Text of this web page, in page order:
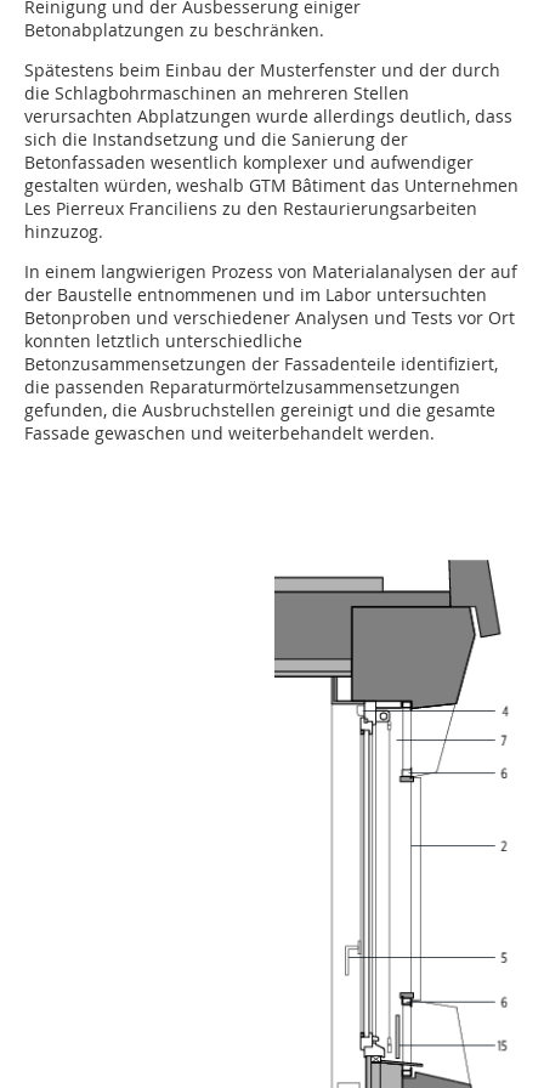
Reinigung und der Ausbesserung einiger
Betonabplatzungen zu beschränken.
Spätestens beim Einbau der Musterfenster und der durch
die Schlagbohrmaschinen an mehreren Stellen
verursachten Abplatzungen wurde allerdings deutlich, dass
sich die Instandsetzung und die Sanierung der
Betonfassaden wesentlich komplexer und aufwendiger
gestalten würden, weshalb GTM Bâtiment das Unternehmen
Les Pierreux Franciliens zu den Restaurierungsarbeiten
hinzuzog.
In einem langwierigen Prozess von Materialanalysen der auf
der Baustelle entnommenen und im Labor untersuchten
Betonproben und verschiedener Analysen und Tests vor Ort
konnten letztlich unterschiedliche
Betonzusammensetzungen der Fassadenteile identifiziert,
die passenden Reparatur­mörtel­zusammensetzungen
gefunden, die Ausbruchstellen gereinigt und die gesamte
Fassade gewaschen und weiterbehandelt werden.